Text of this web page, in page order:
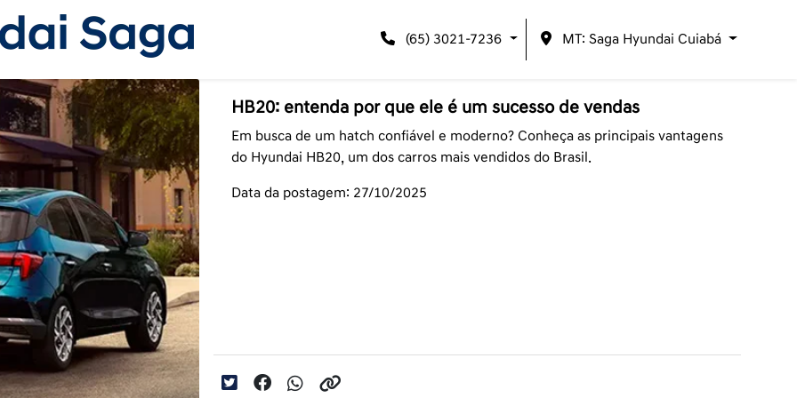
(65) 3021-7236 MT: Saga Hyundai Cuiabá
HB20: entenda por que ele é um sucesso de vendas
Em busca de um hatch confiável e moderno? Conheça as principais vantagens
do Hyundai HB20, um dos carros mais vendidos do Brasil.
Data da postagem: 27/10/2025